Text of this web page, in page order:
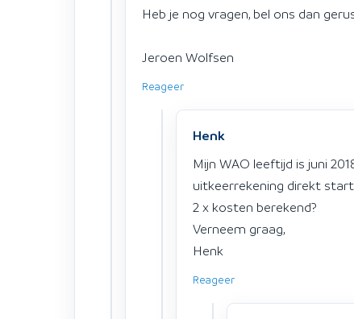
Heb je nog vragen, bel ons dan
Jeroen Wolfsen
Reageer
Henk
Mijn WAO leeftijd is juni
uitkeerrekening direkt
2 x kosten berekend?
Verneem graag,
Henk
Reageer